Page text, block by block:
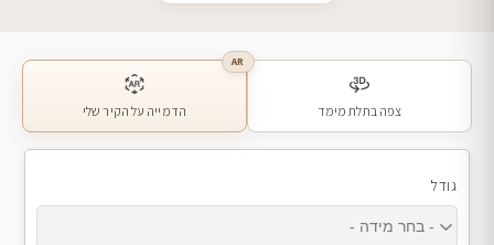
צפה בתלת מימד
AR
הדמייה על הקיר שלי
גודל